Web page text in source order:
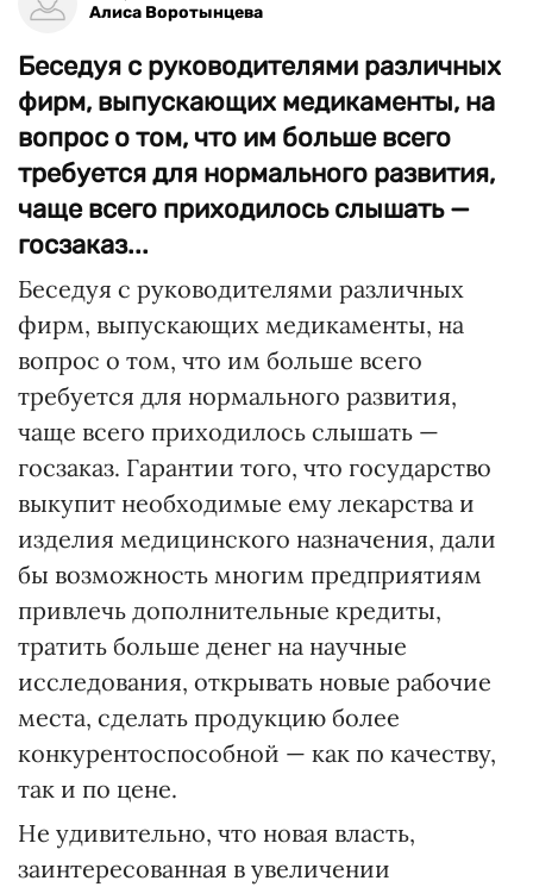
Алиса Воротынцева
Беседуя с руководителями различных
фирм, выпускающих медикаменты, на
вопрос о том, что им больше всего
требуется для нормального развития,
чаще всего приходилось слышать —
госзаказ...
Беседуя с руководителями различных
фирм, выпускающих медикаменты, на
вопрос о том, что им больше всего
требуется для нормального развития,
чаще всего приходилось слышать —
госзаказ. Гарантии того, что государство
выкупит необходимые ему лекарства и
изделия медицинского назначения, дали
бы возможность многим предприятиям
привлечь дополнительные кредиты,
тратить больше денег на научные
исследования, открывать новые рабочие
места, сделать продукцию более
конкурентоспособной — как по качеству,
так и по цене.
Не удивительно, что новая власть,
заинтересованная в увеличении